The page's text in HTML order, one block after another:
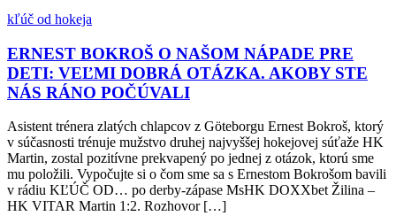
kľúč od hokeja
ERNEST BOKROŠ O NAŠOM NÁPADE PRE
DETI: VEĽMI DOBRÁ OTÁZKA. AKOBY STE
NÁS RÁNO POČÚVALI
Asistent trénera zlatých chlapcov z Göteborgu Ernest Bokroš, ktorý
v súčasnosti trénuje mužstvo druhej najvyššej hokejovej súťaže HK
Martin, zostal pozitívne prekvapený po jednej z otázok, ktorú sme
mu položili. Vypočujte si o čom sme sa s Ernestom Bokrošom bavili
v rádiu KĽÚČ OD… po derby-zápase MsHK DOXXbet Žilina –
HK VITAR Martin 1:2. Rozhovor […]